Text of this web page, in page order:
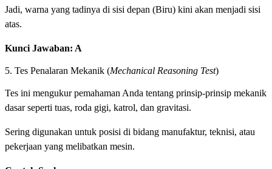
Jadi, warna yang tadinya di sisi depan (Biru) kini akan menjadi sisi
atas.
Kunci Jawaban: A
5. Tes Penalaran Mekanik (Mechanical Reasoning Test)
Tes ini mengukur pemahaman Anda tentang prinsip-prinsip mekanik
dasar seperti tuas, roda gigi, katrol, dan gravitasi.
Sering digunakan untuk posisi di bidang manufaktur, teknisi, atau
pekerjaan yang melibatkan mesin.